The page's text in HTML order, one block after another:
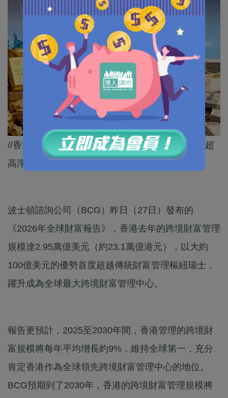
//香港憑藉「一國兩制」下的優勢，吸引越來越多超
高淨值人士和家族辦公室落戶並在港投資。//
波士頓諮詢公司（BCG）昨日（27日）發布的
《2026年全球財富報告》，香港去年的跨境財富管理
規模達2.95萬億美元（約23.1萬億港元），以大約
100億美元的優勢首度超越傳統財富管理樞紐瑞士，
躍升成為全球最大跨境財富管理中心。
報告更預計，2025至2030年間，香港管理的跨境財
富規模將每年平均增長約9%，維持全球第一，充分
肯定香港作為全球領先跨境財富管理中心的地位。
BCG預期到了2030年，香港的跨境財富管理規模將